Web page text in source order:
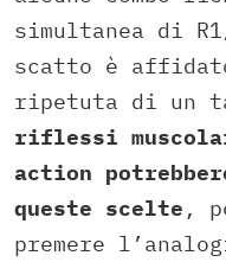
simultanea di
scatto è
ripetuta di un
riflessi
action
queste scelte ,
premere